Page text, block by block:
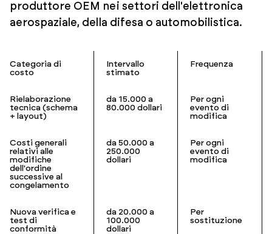
produttore OEM nei settori dell'elettronica
aerospaziale, della difesa o automobilistica.
Categoria di
costo
Intervallo
stimato
Frequenza
Rielaborazione
tecnica (schema
+ layout)
da 15.000 a
80.000 dollari
Per ogni
evento di
modifica
Costi generali
relativi alle
modifiche
dell'ordine
successive al
congelamento
da 50.000 a
250.000
dollari
Per ogni
evento di
modifica
Nuova verifica e
test di
conformità
da 20.000 a
100.000
dollari
Per
sostituzione